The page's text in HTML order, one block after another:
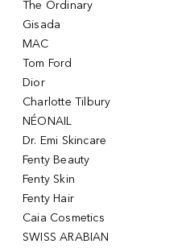
The Ordinary
Gisada
MAC
Tom Ford
Dior
Charlotte Tilbury
NÉONAIL
Dr. Emi Skincare
Fenty Beauty
Fenty Skin
Fenty Hair
Caia Cosmetics
SWISS ARABIAN